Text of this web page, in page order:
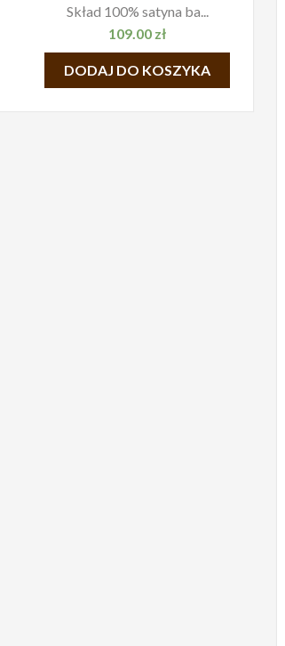
Skład 100% satyna ba...
109.00 zł
DODAJ DO KOSZYKA